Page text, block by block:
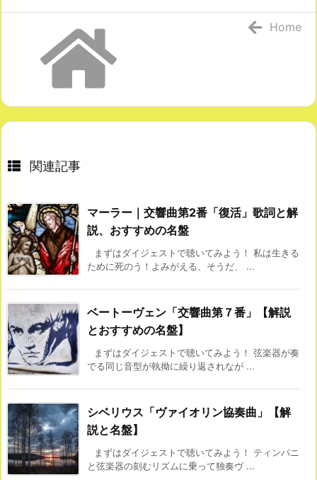
Home
関連記事
マーラー｜交響曲第2番「復活」歌詞と解
説、おすすめの名盤
まずはダイジェストで聴いてみよう！ 私は生きる
ために死のう！よみがえる、そうだ、 ...
ベートーヴェン「交響曲第７番」【解説
とおすすめの名盤】
まずはダイジェストで聴いてみよう！ 弦楽器が奏
でる同じ音型が執拗に繰り返されなが ...
シベリウス「ヴァイオリン協奏曲」【解
説と名盤】
まずはダイジェストで聴いてみよう！ ティンパニ
と弦楽器の刻むリズムに乗って独奏ヴ ...